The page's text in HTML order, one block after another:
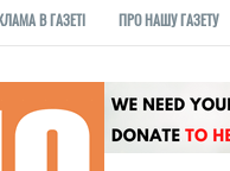
В ГАЗЕТІ ПРО НАШУ ГАЗЕТУ